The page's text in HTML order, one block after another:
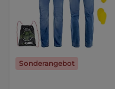
Sonderangebot